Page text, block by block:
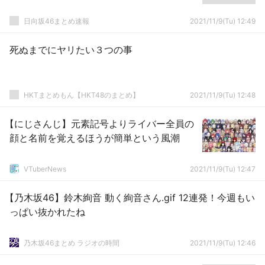
日向坂46まとめ速報 2021/11/9(Tu) 12:49
死ぬまでにヤリたい３つの事
HKTまとめもん【HKT48のまとめ】 2021/11/9(Tu) 12:48
【にじさんじ】元素記号よりライバー全員の
顔と名前を覚えるほうが簡単という風潮
VTuberNews 2021/11/9(Tu) 12:47
【乃木坂46】鈴木絢音 動く絢音さん.gif 12連発！今週もい
っぱい抜かれたね
乃木坂46まとめ ラジオの時間 2021/11/9(Tu) 12:46